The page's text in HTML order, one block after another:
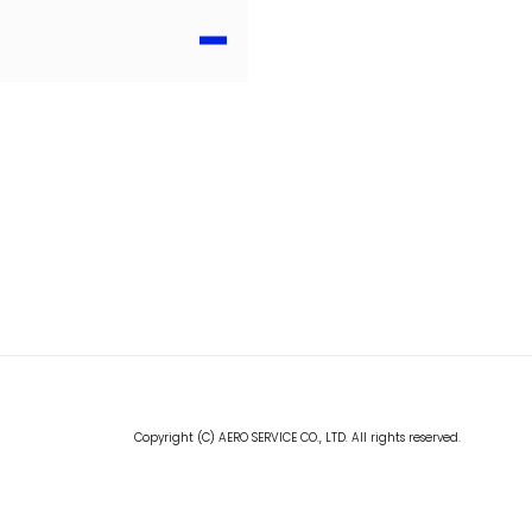
Copyright (C) AERO SERVICE CO., LTD. All rights reserved.